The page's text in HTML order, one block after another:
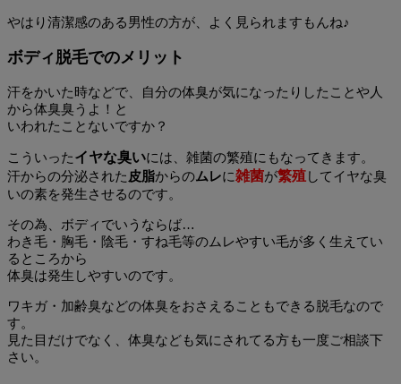
やはり清潔感のある男性の方が、よく見られますもんね♪
ボディ脱毛でのメリット
汗をかいた時などで、自分の体臭が気になったりしたことや人
から体臭臭うよ！と
いわれたことないですか？
こういったイヤな臭いには、雑菌の繁殖にもなってきます。
汗からの分泌された 皮脂からのムレに雑菌が繁殖してイヤな臭
いの素を発生させるのです。
その為、ボディでいうならば…
わき毛・胸毛・陰毛・すね毛等のムレやすい毛が多く生えてい
るところから
体臭は発生しやすいのです。
ワキガ・加齢臭などの体臭をおさえることもできる脱毛なので
す。
見た目だけでなく、体臭なども気にされてる方も一度ご相談下
さい。